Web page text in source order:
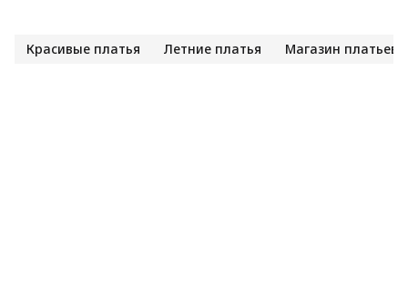
Красивые платья Летние платья Магазин платьев